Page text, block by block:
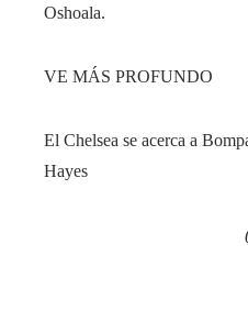
Oshoala.
VE MÁS PROFUNDO
El Chelsea se acerca a
Hayes